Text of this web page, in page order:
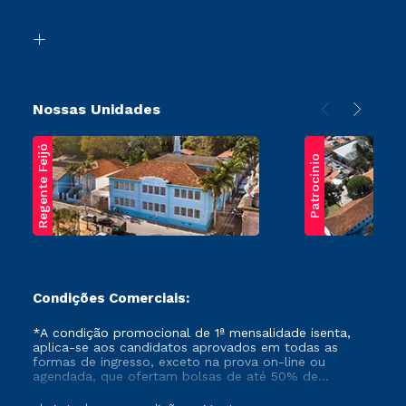
Transferência
Nossas Unidades
Regente Feijó Patrocínio
Condições Comerciais:
*A condição promocional de 1ª mensalidade isenta,
aplica-se aos candidatos aprovados em todas as
formas de ingresso, exceto na prova on-line ou
agendada, que ofertam bolsas de até 50% de